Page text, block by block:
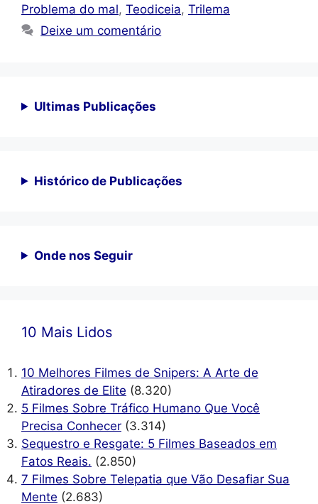
Problema do mal, Teodiceia, Trilema
Deixe um comentário
Ultimas Publicações
Histórico de Publicações
Onde nos Seguir
10 Mais Lidos
10 Melhores Filmes de Snipers: A Arte de
Atiradores de Elite (8.320)
5 Filmes Sobre Tráfico Humano Que Você
Precisa Conhecer (3.314)
Sequestro e Resgate: 5 Filmes Baseados em
Fatos Reais. (2.850)
7 Filmes Sobre Telepatia que Vão Desafiar Sua
Mente (2.683)